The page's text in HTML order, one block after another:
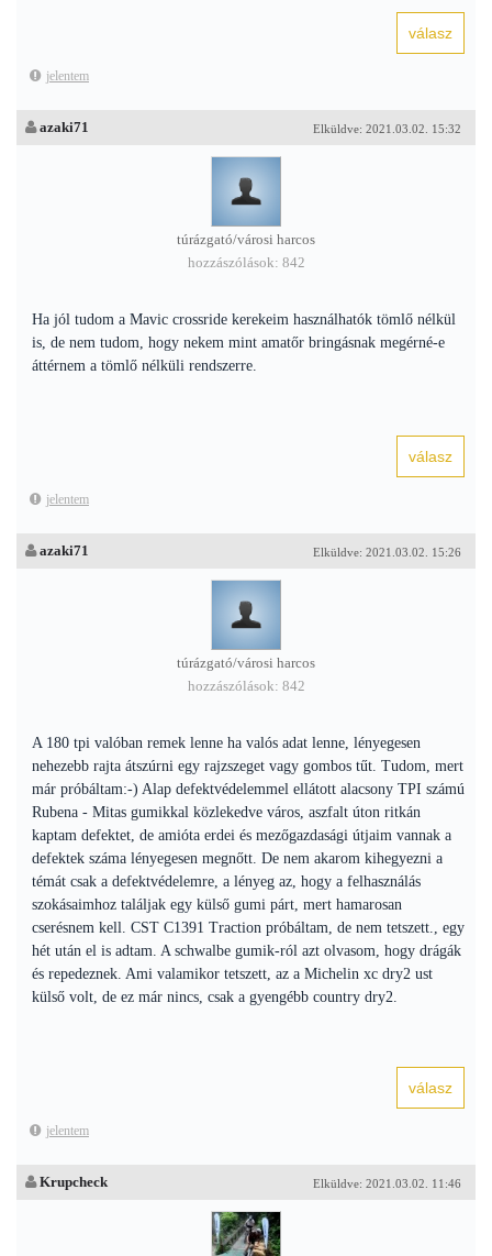
jelentem
Elküldve: 2021.03.02. 15:32
azaki71
túrázgató/városi harcos
hozzászólások: 842
Ha jól tudom a Mavic crossride kerekeim használhatók tömlő nélkül
is, de nem tudom, hogy nekem mint amatőr bringásnak megérné-e
áttérnem a tömlő nélküli rendszerre.
jelentem
Elküldve: 2021.03.02. 15:26
azaki71
túrázgató/városi harcos
hozzászólások: 842
A 180 tpi valóban remek lenne ha valós adat lenne, lényegesen
nehezebb rajta átszúrni egy rajzszeget vagy gombos tűt. Tudom, mert
már próbáltam:-) Alap defektvédelemmel ellátott alacsony TPI számú
Rubena - Mitas gumikkal közlekedve város, aszfalt úton ritkán
kaptam defektet, de amióta erdei és mezőgazdasági útjaim vannak a
defektek száma lényegesen megnőtt. De nem akarom kihegyezni a
témát csak a defektvédelemre, a lényeg az, hogy a felhasználás
szokásaimhoz találjak egy külső gumi párt, mert hamarosan
cserésnem kell. CST C1391 Traction próbáltam, de nem tetszett., egy
hét után el is adtam. A schwalbe gumik-ról azt olvasom, hogy drágák
és repedeznek. Ami valamikor tetszett, az a Michelin xc dry2 ust
külső volt, de ez már nincs, csak a gyengébb country dry2.
jelentem
Elküldve: 2021.03.02. 11:46
Krupcheck